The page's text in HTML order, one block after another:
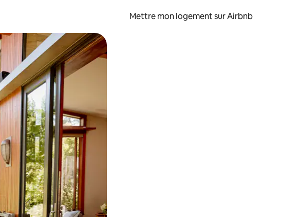
Mettre mon logement sur Airbnb
appuyant et en faisant glisser.